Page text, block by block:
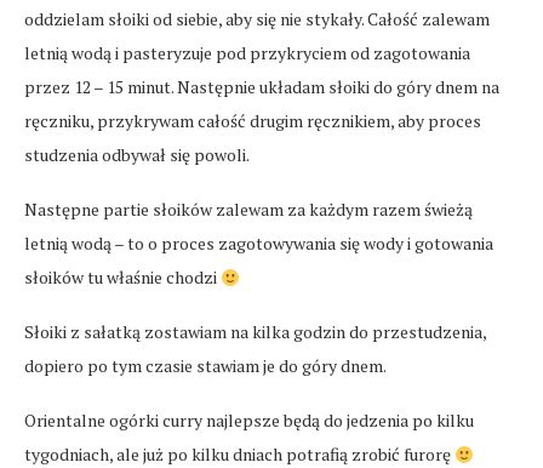
oddzielam słoiki od siebie, aby się nie stykały. Całość zalewam
letnią wodą i pasteryzuje pod przykryciem od zagotowania
przez 12 – 15 minut. Następnie układam słoiki do góry dnem na
ręczniku, przykrywam całość drugim ręcznikiem, aby proces
studzenia odbywał się powoli.
Następne partie słoików zalewam za każdym razem świeżą
letnią wodą – to o proces zagotowywania się wody i gotowania
słoików tu właśnie chodzi
Słoiki z sałatką zostawiam na kilka godzin do przestudzenia,
dopiero po tym czasie stawiam je do góry dnem.
Orientalne ogórki curry najlepsze będą do jedzenia po kilku
tygodniach, ale już po kilku dniach potrafią zrobić furorę